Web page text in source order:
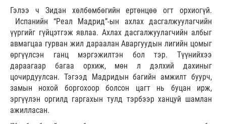
Гэлээ ч Зидан хөлбөмбөгийн ертөнцөө огт орхиогүй.
Испанийн “Реал Мадрид”-ын ахлах дасгалжуулагчийн
үүргийг гүйцэтгэж явлаа. Ахлах дасгалжуулагчийн албыг
авмагцаа гурван жил дараалан Аваргуудын лигийн цомыг
өргүүлсэн ганц мэргэжилтэн бол тэр. Түүнийхээ
дараагаар багаа орхиж, мөн л дэлхий дахиныг
цочирдуулсан. Тэгээд Мадридын багийн амжилт буурч,
замын нохой боргохоор болсон цагт нь буцан ирж,
эргүүлэн оргилд гаргахын тулд тэрбээр ханцуй шамлан
ажилласан.